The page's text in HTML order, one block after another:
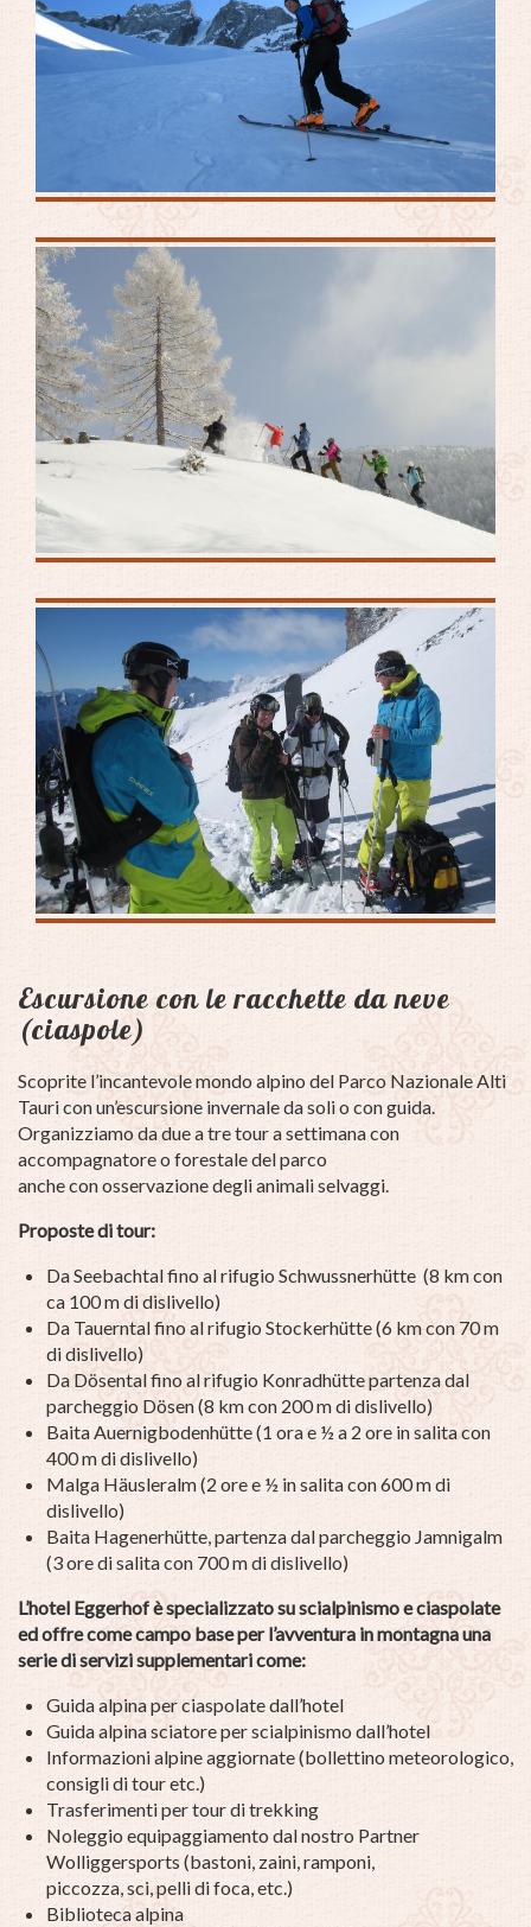
Escursione con le racchette da neve
(ciaspole)
Scoprite l’incantevole mondo alpino del Parco Nazionale Alti
Tauri con un’escursione invernale da soli o con guida.
Organizziamo da due a tre tour a settimana con
accompagnatore o forestale del parco
anche con osservazione degli animali selvaggi.
Proposte di tour:
Da Seebachtal fino al rifugio Schwussnerhütte (8 km con
ca 100 m di dislivello)
Da Tauerntal fino al rifugio Stockerhütte (6 km con 70 m
di dislivello)
Da Dösental fino al rifugio Konradhütte partenza dal
parcheggio Dösen (8 km con 200 m di dislivello)
Baita Auernigbodenhütte (1 ora e ½ a 2 ore in salita con
400 m di dislivello)
Malga Häusleralm (2 ore e ½ in salita con 600 m di
dislivello)
Baita Hagenerhütte, partenza dal parcheggio Jamnigalm
(3 ore di salita con 700 m di dislivello)
L’hotel Eggerhof è specializzato su scialpinismo e ciaspolate
ed offre come campo base per l’avventura in montagna una
serie di servizi supplementari come:
Guida alpina per ciaspolate dall’hotel
Guida alpina sciatore per scialpinismo dall’hotel
Informazioni alpine aggiornate (bollettino meteorologico,
consigli di tour etc.)
Trasferimenti per tour di trekking
Noleggio equipaggiamento dal nostro Partner
Wolliggersports (bastoni, zaini, ramponi,
piccozza, sci, pelli di foca, etc.)
Biblioteca alpina